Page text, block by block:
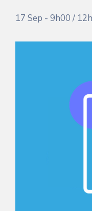
17 Sep - 9h00/